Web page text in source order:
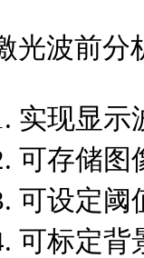
光波前分
实现显示
可存储图
可设定阈
可标定背